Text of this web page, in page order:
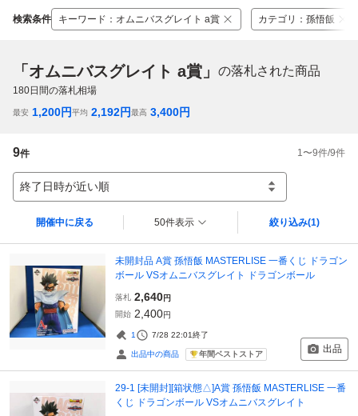
検索条件 キーワード ： オムニバスグレイト a賞 カテゴリ ： 孫悟飯
「オムニバスグレイト a賞」 の落札された商品
180日間の落札相場
最安 1,200円平均 2,192円最高 3,400円
9件 1 〜9件/9件
終了日時が近い順
開催中に戻る 50件表示 絞り込み(1)
未開封品 A賞 孫悟飯 MASTERLISE 一番くじ ドラゴン
ボール VSオムニバスグレイト ドラゴンボール
落札 2,640円
開始 2,400円
1 7/28 22:01終了
出品中の商品 年間ベストストア 出品
29-1 [未開封][箱状態△]A賞 孫悟飯 MASTERLISE 一番
くじ ドラゴンボール VSオムニバスグレイト